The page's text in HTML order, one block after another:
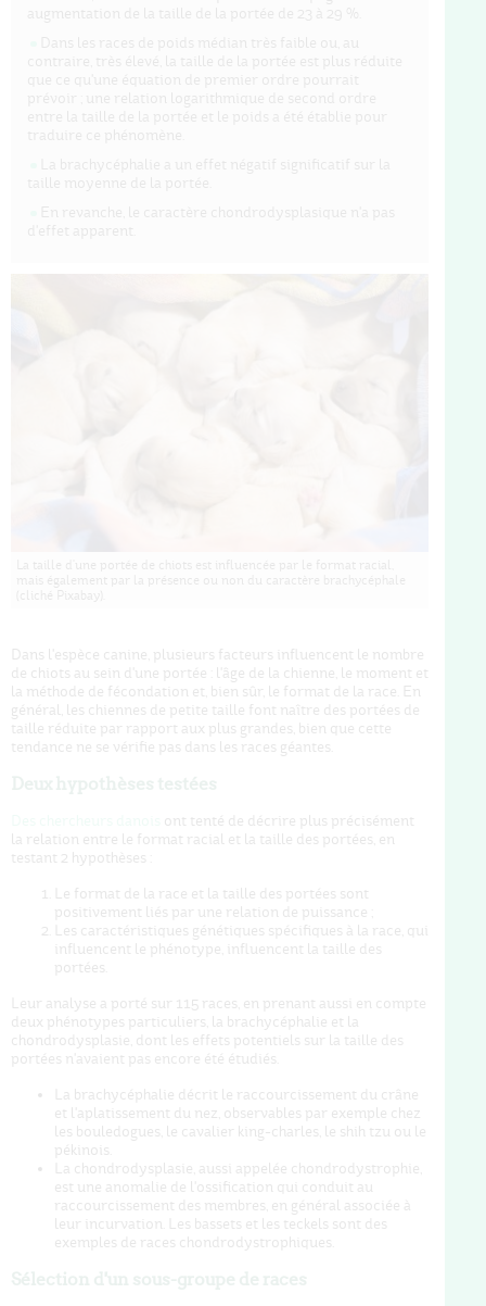
Dans l'espèce canine, plusieurs facteurs influencent le nombre
de chiots au sein d'une portée : l'âge de la chienne, le moment et
la méthode de fécondation et, bien sûr, le format de la race. En
général, les chiennes de petite taille font naître des portées de
taille réduite par rapport aux plus grandes, bien que cette
tendance ne se vérifie pas dans les races géantes.
ont tenté de décrire plus précisément
la relation entre le format racial et la taille des portées, en
testant 2 hypothèses :
Le format de la race et la taille des portées sont
positivement liés par une relation de puissance ;
Les caractéristiques génétiques spécifiques à la race, qui
influencent le phénotype, influencent la taille des
portées.
Leur analyse a porté sur 115 races, en prenant aussi en compte
deux phénotypes particuliers, la brachycéphalie et la
chondrodysplasie, dont les effets potentiels sur la taille des
portées n'avaient pas encore été étudiés.
La brachycéphalie décrit le raccourcissement du crâne
et l'aplatissement du nez, observables par exemple chez
les bouledogues, le cavalier king-charles, le shih tzu ou le
pékinois.
La chondrodysplasie, aussi appelée chondrodystrophie,
est une anomalie de l'ossification qui conduit au
raccourcissement des membres, en général associée à
leur incurvation. Les bassets et les teckels sont des
exemples de races chondrodystrophiques.